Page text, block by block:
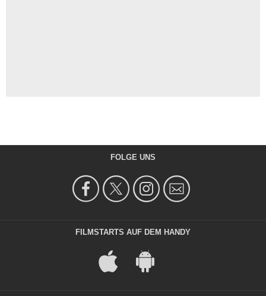
FOLGE UNS
FILMSTARTS AUF DEM HANDY